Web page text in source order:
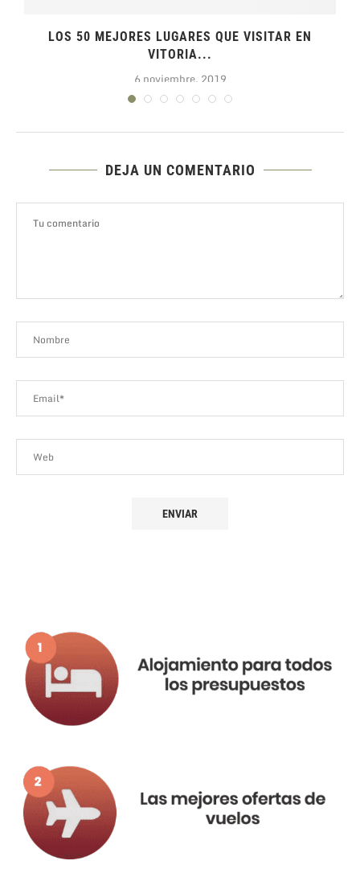
LOS 50 MEJORES LUGARES QUE VISITAR EN
VITORIA...
6 noviembre, 2019
DEJA UN COMENTARIO